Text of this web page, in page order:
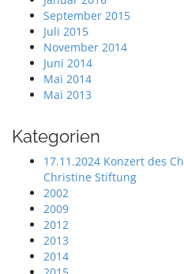
September 2015
Juli 2015
November 2014
Juni 2014
Mai 2014
Mai 2013
Kategorien
17.11.2024 Konzert des
Christine Stiftung
2002
2009
2012
2013
2014